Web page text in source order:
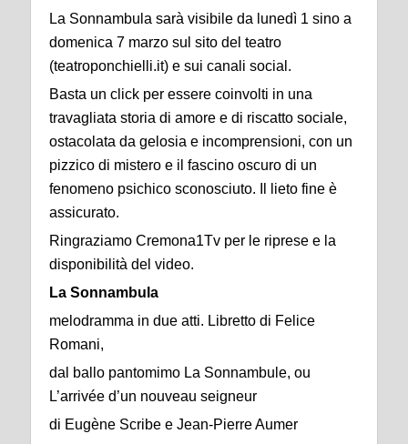
La Sonnambula sarà visibile da lunedì 1 sino a
domenica 7 marzo sul sito del teatro
(teatroponchielli.it) e sui canali social.
Basta un click per essere coinvolti in una
travagliata storia di amore e di riscatto sociale,
ostacolata da gelosia e incomprensioni, con un
pizzico di mistero e il fascino oscuro di un
fenomeno psichico sconosciuto. Il lieto fine è
assicurato.
Ringraziamo Cremona1Tv per le riprese e la
disponibilità del video.
La Sonnambula
melodramma in due atti. Libretto di Felice
Romani,
dal ballo pantomimo La Sonnambule, ou
L’arrivée d’un nouveau seigneur
di Eugène Scribe e Jean-Pierre Aumer